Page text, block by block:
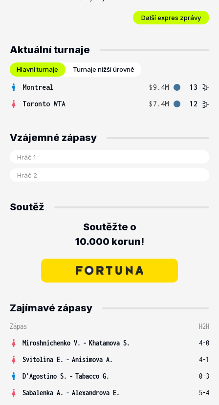
Další expres zprávy
Aktuální turnaje
Hlavní turnaje Turnaje nižší úrovně
Montreal $9.4M
13
Toronto WTA
$7.4M 12
Vzájemné zápasy
Soutěž
Soutěžte o
10.000 korun!
Zajímavé zápasy
Zápas
H2H
Miroshnichenko V. - Khatamova S.
4-0
Svitolina E. - Anisimova A.
4-1
D'Agostino S. - Tabacco G.
0-3
Sabalenka A. - Alexandrova E.
5-4